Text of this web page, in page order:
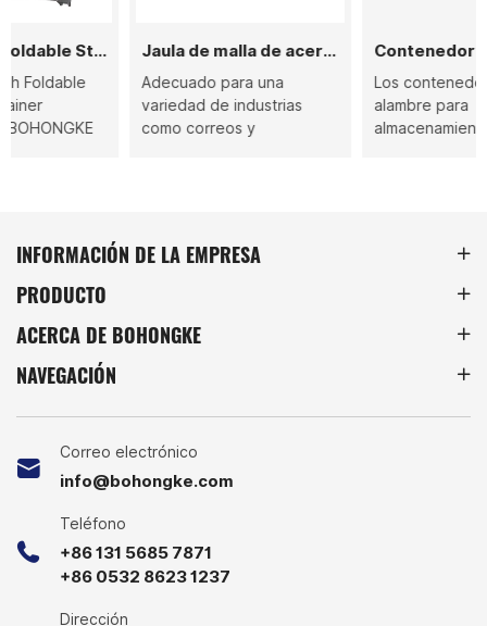
Jaula de malla de acero BHK-144
Adecuado para una
variedad de industrias
como correos y
Contenedor de alambre para almacenamiento
Los contenedores de
alambre para
almacenamiento ofrecen
INFORMACIÓN DE LA EMPRESA
PRODUCTO
ACERCA DE BOHONGKE
NAVEGACIÓN
Correo electrónico
info@bohongke.com
Teléfono
+86 131 5685 7871
+86 0532 8623 1237
Dirección